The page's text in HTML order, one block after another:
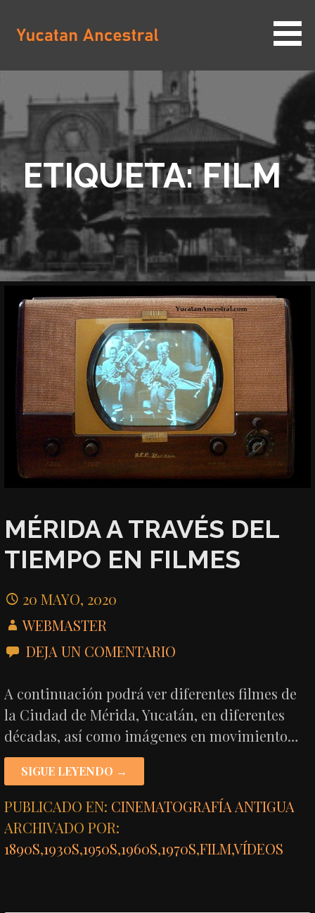
contenido
ETIQUETA: FILM
MÉRIDA A TRAVÉS DEL
TIEMPO EN FILMES
20 MAYO, 2020
WEBMASTER
DEJA UN COMENTARIO
A continuación podrá ver diferentes filmes de
la Ciudad de Mérida, Yucatán, en diferentes
décadas, así como imágenes en movimiento…
SIGUE LEYENDO →
PUBLICADO EN: CINEMATOGRAFÍA ANTIGUA
ARCHIVADO POR:
1890S,1930S,1950S,1960S,1970S,FILM,VÍDEOS